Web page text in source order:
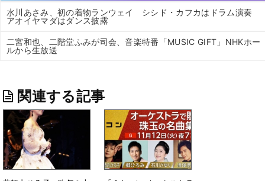
水川あさみ、初の着物ランウェイ シシド・カフカはドラム演奏
アオイヤマダはダンス披露
二宮和也、二階堂ふみが司会、音楽特番「MUSIC GIFT」NHKホー
ルから生放送
関連する記事